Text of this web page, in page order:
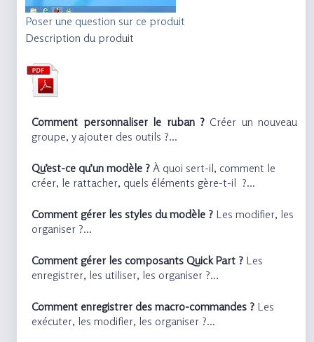
Poser une question sur ce produit
Description du produit
Comment personnaliser le ruban ?Créer un nouveau
groupe, y ajouter des outils ?...
Qu’est-ce qu’un modèle ? À quoi sert-il, comment le
créer, le rattacher, quels éléments gère-t-il ?...
Comment gérer les styles du modèle ? Les modifier, les
organiser ?...
Comment gérer les composants Quick Part ? Les
enregistrer, les utiliser, les organiser ?...
Comment enregistrer des macro-commandes ? Les
exécuter, les modifier, les organiser ?...